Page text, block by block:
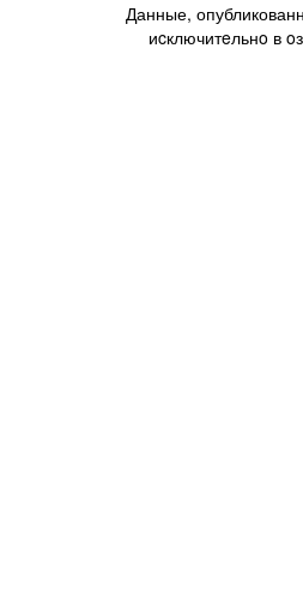
Данные,
иcключитeльнo в